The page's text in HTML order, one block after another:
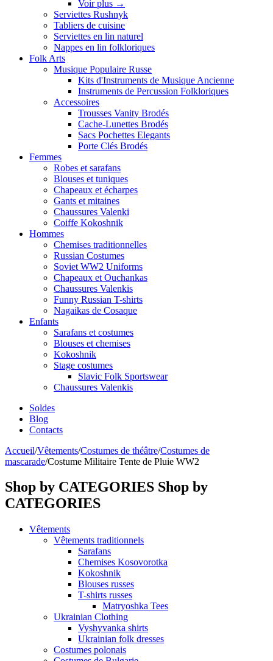
Voir plus →
Serviettes Rushnyk
Tabliers de cuisine
Serviettes en lin naturel
Nappes en lin folkloriques
Folk Arts
Musique Populaire Russe
Kits d'Instruments de Musique Ancienne
Instruments de Percussion Folkloriques
Accessoires
Trousses Vanity Brodés
Cache-Lunettes Brodés
Sacs Pochettes Elegants
Porte Clés Brodés
Femmes
Robes et sarafans
Blouses et tuniques
Chapeaux et écharpes
Gants et mitaines
Chaussures Valenki
Coiffe Kokoshnik
Hommes
Chemises traditionnelles
Russian Costumes
Soviet WW2 Uniforms
Chapeaux et Ouchankas
Chaussures Valenkis
Funny Russian T-shirts
Nagaikas de Cosaque
Enfants
Sarafans et costumes
Blouses et chemises
Kokoshnik
Stage costumes
Slavic Folk Sportswear
Chaussures Valenkis
Soldes
Blog
Contacts
Accueil/Vêtements/Costumes de théâtre/Costumes de
mascarade/Costume Militaire Tente de Pluie WW2
Shop by CATEGORIES Shop by
CATEGORIES
Vêtements
Vêtements traditionnels
Sarafans
Chemises Kosovorotka
Kokoshnik
Blouses russes
T-shirts russes
Matryoshka Tees
Ukrainian Clothing
Vyshyvanka shirts
Ukrainian folk dresses
Costumes polonais